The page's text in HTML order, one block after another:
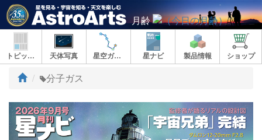
月齢
トピックス 天体写真 星空ガイド 星ナビ 製品情報 ショップ
ト
プ
分子ガス